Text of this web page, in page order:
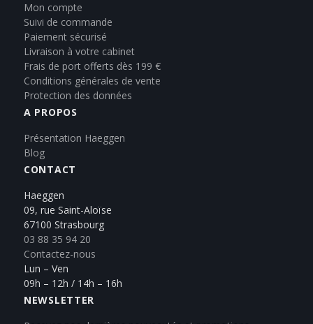
Mon compte
Suivi de commande
Paiement sécurisé
Livraison à votre cabinet
Frais de port offerts dès 199 €
Conditions générales de vente
Protection des données
A PROPOS
Présentation Haeggen
Blog
CONTACT
Haeggen
09, rue Saint-Aloïse
67100 Strasbourg
03 88 35 94 20
Contactez-nous
Lun – Ven
09h – 12h / 14h – 16h
NEWSLETTER